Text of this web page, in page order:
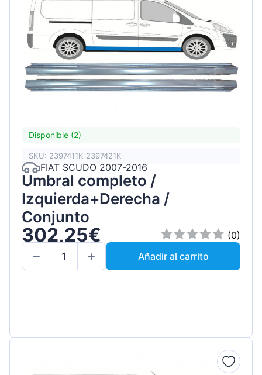
Disponible (2)
SKU: 2397411K 2397421K
FIAT SCUDO 2007-2016
Umbral completo /
Izquierda+Derecha /
Conjunto
302,25€
(0)
Añadir al carrito